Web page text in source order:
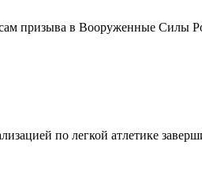
призыва в Вооруженные Силы
по легкой атлетике